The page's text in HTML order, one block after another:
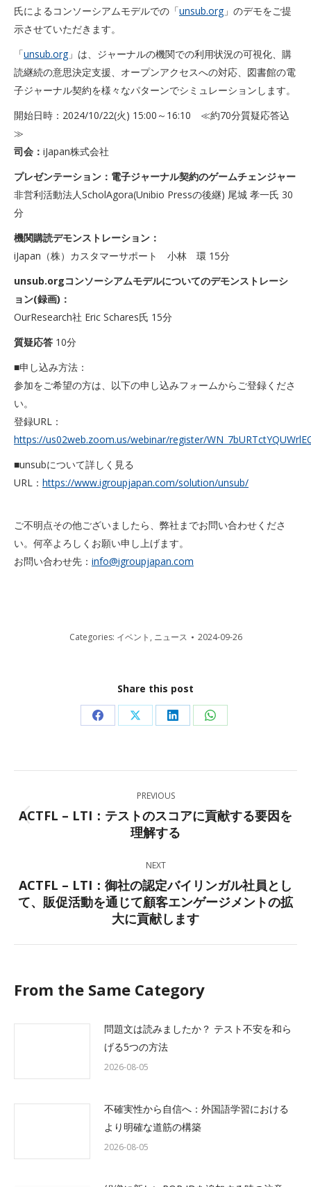
氏によるコンソーシアムモデルでの「unsub.org」のデモをご提
示させていただきます。
「unsub.org」は、ジャーナルの機関での利用状況の可視化、購
読継続の意思決定支援、オープンアクセスへの対応、図書館の電
子ジャーナル契約を様々なパターンでシミュレーションします。
開始日時：2024/10/22(火) 15:00～16:10 ≪約70分質疑応答込
≫
司会： iJapan株式会社
プレゼンテーション：電子ジャーナル契約のゲームチェンジャー
非営利活動法人ScholAgora(Unibio Pressの後継) 尾城 孝一氏 30
分
機関購読デモンストレーション：
iJapan（株）カスタマーサポート 小林 環 15分
unsub.orgコンソーシアムモデルについてのデモンストレーシ
ョン(録画)：
OurResearch社 Eric Schares氏 15分
質疑応答 10分
■申し込み方法：
参加をご希望の方は、以下の申し込みフォームからご登録くださ
い。
登録URL：
https://us02web.zoom.us/webinar/register/
■unsubについて詳しく見る
URL： https://www.igroupjapan.com/solution/unsub/
ご不明点その他ございましたら、弊社までお問い合わせくださ
い。何卒よろしくお願い申し上げます。
お問い合わせ先： info@igroupjapan.com
Categories: イベント , ニュース 2024-09-26
Share this post
Share
Facebook
Share
X
Share
LinkedIn
Share
WhatsApp
navigation
PREVIOUS
Previous
post:
ACTFL – LTI：テストのスコアに貢献する要因を
理解する
NEXT
Next
post:
ACTFL – LTI：御社の認定バイリンガル社員とし
て、販促活動を通じて顧客エンゲージメントの拡
大に貢献します
From the Same Category
問題文は読みましたか？ テスト不安を和ら
げる5つの方法
2026-08-05
不確実性から自信へ：外国語学習における
より明確な道筋の構築
2026-08-05